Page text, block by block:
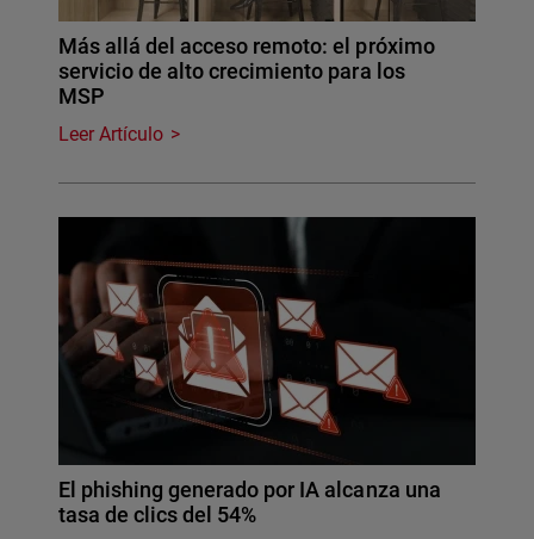
Más allá del acceso remoto: el próximo
servicio de alto crecimiento para los
MSP
Leer Artículo
El phishing generado por IA alcanza una
tasa de clics del 54%